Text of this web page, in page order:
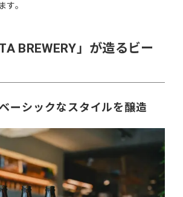
す。
BREWERY」が造るビー
ーシックなスタイルを醸造